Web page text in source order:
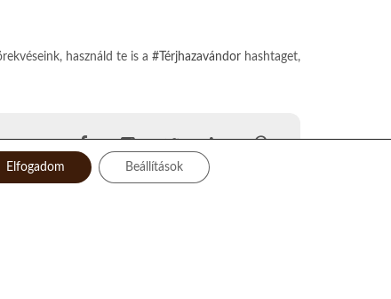
használd te is a #Térjhazavándor hashtaget,
FacebookInstagramTwitterLinkedIn
Elfogadom Beállítások